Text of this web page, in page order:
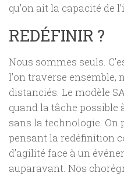
qu’on ait la capacité de
REDÉFINIR ?
Nous sommes seuls.
l’on traverse ensemble,
distanciés. Le modèle
quand la tâche possible
sans la technologie.
pensant la redéfinition
d’agilité face à un
auparavant. Nos